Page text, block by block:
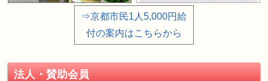
⇒京都市民1人5,000円給
付の案内はこちらから
法人・賛助会員